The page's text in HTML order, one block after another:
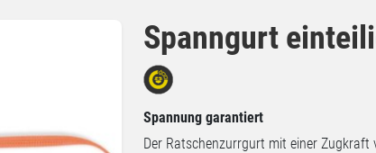
Spanngurt
Spannung garantiert
Der Ratschenzurrgurt mit einer